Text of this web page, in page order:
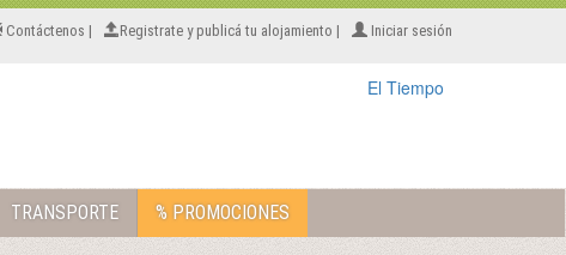
Contáctenos | Registrate y publicá tu alojamiento | Iniciar sesión
El Tiempo
TRANSPORTE % PROMOCIONES